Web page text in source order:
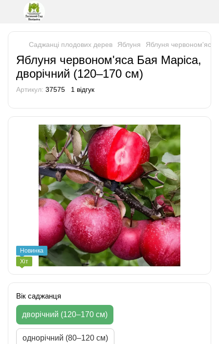
Саджанці плодових дерев Яблуня Яблуня червоном'яса
Яблуня червоном'яса Бая Маріса,
дворічний (120–170 см)
Артикул: 37575 1 відгук
Новинка
Хіт
Вік саджанця
дворічний (120–170 см)
однорічний (80–120 см)